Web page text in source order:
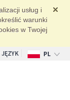
usług i
warunki
w Twojej
PL